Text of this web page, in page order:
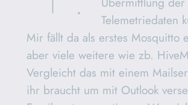
Telemetriedaten
Mir fällt da als erstes Mosquitto
aber viele weitere wie zb.
Vergleicht das mit einem
ihr braucht um mit Outlook